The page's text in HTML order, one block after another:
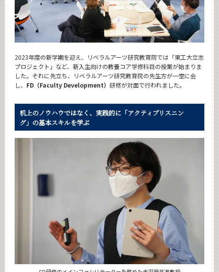
2023年度の新学期を迎え、リベラルアーツ研究教育院では「東工大立志
プロジェクト」など、新入生向けの教養コア学修科目の授業が始まりま
した。それに先立ち、リベラルアーツ研究教育院の先生方が一堂に会
し、 FD（Faculty Development） 研修が対面で行われました。
机上のノウハウではなく、実践的に「アクティブリスニン
グ」の基本スキルを学ぶ
カテゴリ別
月別
イベントカレンダー